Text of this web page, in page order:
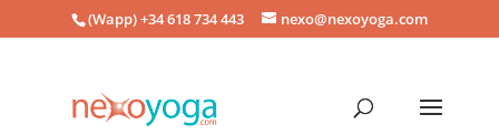
(Wapp) +34 618 734 443 nexo@nexoyoga.com